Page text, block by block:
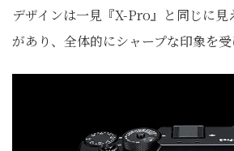
デザインは一見『X-Pro』と同じに見
があり、全体的にシャープな印象を受